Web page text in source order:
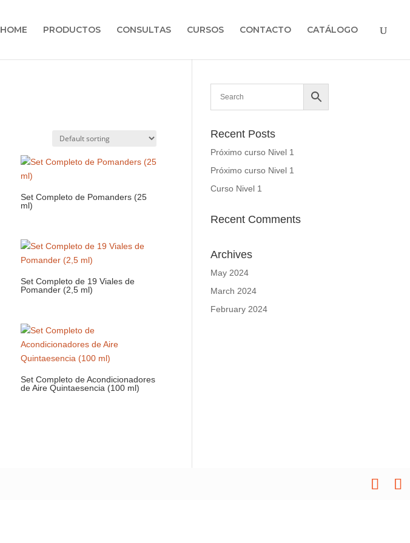
HOME PRODUCTOS CONSULTAS CURSOS CONTACTO CATÁLOGO
Set Completo de Pomanders (25
ml)
Set Completo de 19 Viales de
Pomander (2,5 ml)
Set Completo de Acondicionadores
de Aire Quintaesencia (100 ml)
Recent Posts
Próximo curso Nivel 1
Próximo curso Nivel 1
Curso Nivel 1
Recent Comments
Archives
May 2024
March 2024
February 2024